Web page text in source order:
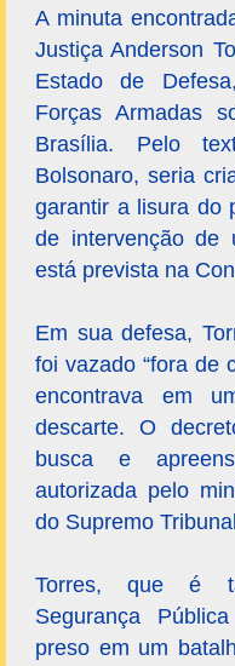
A minuta
Justiça Anderson
Estado de
Forças Armadas
Brasília. Pelo
Bolsonaro, seria
garantir a lisura do
de intervenção de
está prevista na
Em sua defesa,
foi vazado “fora de
encontrava em
descarte. O
busca e
autorizada pelo
do Supremo
Torres, que é
Segurança
preso em um